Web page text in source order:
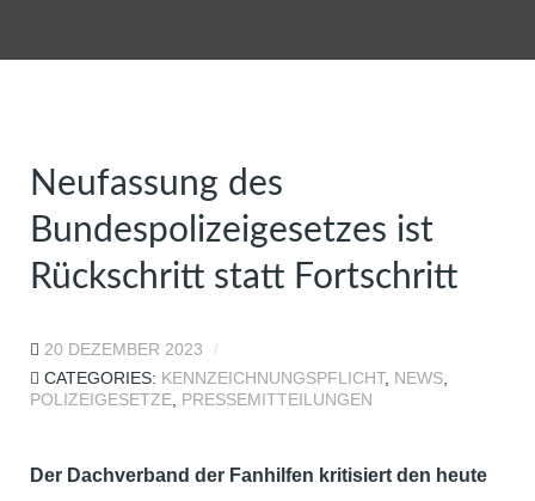
Neufassung des
Bundespolizeigesetzes ist
Rückschritt statt Fortschritt
20 DEZEMBER 2023
CATEGORIES: KENNZEICHNUNGSPFLICHT, NEWS
POLIZEIGESETZE
PRESSEMITTEILUNGEN
Der Dachverband der Fanhilfen kritisiert den heute